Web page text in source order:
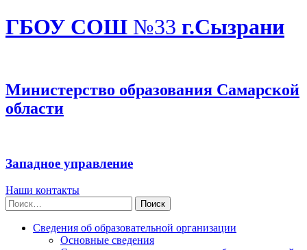
ГБОУ СОШ №33 г.Сызрани
Министерство образования Самарской
области
Западное управление
Наши контакты
Найти:
Сведения об образовательной организации
Основные сведения